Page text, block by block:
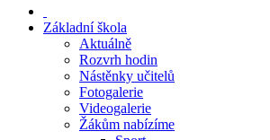
Základní škola
Aktuálně
Rozvrh hodin
Nástěnky učitelů
Fotogalerie
Videogalerie
Žákům nabízíme